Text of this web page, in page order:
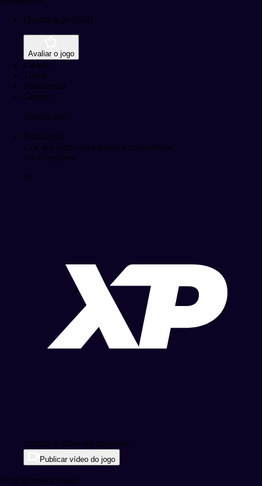
Qualificação (264)
Avaliar o jogo
Cadeia
Token
Plataformas
Gênero
Simulación
Publicação
Crie seu vídeo para ajudar a comunidade
Você receberá
10
quando o vídeo for aprovado
Publicar vídeo do jogo
Notícias relacionadas